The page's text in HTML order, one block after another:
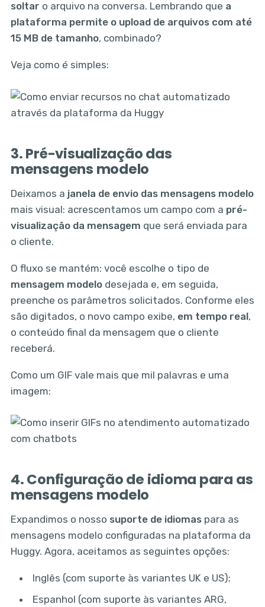
soltar o arquivo na conversa. Lembrando que a
plataforma permite o upload de arquivos com até
15 MB de tamanho, combinado?
Veja como é simples:
3. Pré-visualização das
mensagens modelo
Deixamos a janela de envio das mensagens modelo
mais visual: acrescentamos um campo com a pré-
visualização da mensagem que será enviada para
o cliente.
O fluxo se mantém: você escolhe o tipo de
mensagem modelodesejada e, em seguida,
preenche os parâmetros solicitados. Conforme eles
são digitados, o novo campo exibe, em tempo real,
o conteúdo final da mensagem que o cliente
receberá.
Como um GIF vale mais que mil palavras e uma
imagem:
4. Configuração de idioma para as
mensagens modelo
Expandimos o nosso suporte de idiomaspara as
mensagens modelo configuradas na plataforma da
Huggy. Agora, aceitamos as seguintes opções:
Inglês (com suporte às variantes UK e US);
Espanhol (com suporte às variantes ARG,